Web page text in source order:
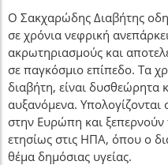
Ο Σακχαρώδης Διαβήτης
σε χρόνια νεφρική
ακρωτηριασμούς και
σε παγκόσμιο επίπεδο. Τα
διαβήτη, είναι δυσθεώρητα
αυξανόμενα.
στην Ευρώπη και
ετησίως στις ΗΠΑ, όπου ο
θέμα δημόσιας υγείας.